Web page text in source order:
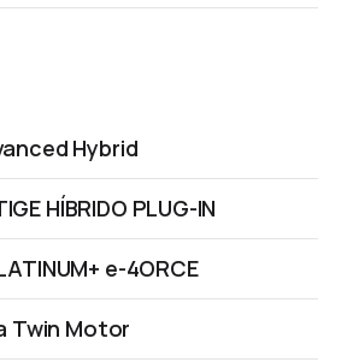
Hybrid
HÍBRIDO PLUG-IN
e-4ORCE
Twin Motor